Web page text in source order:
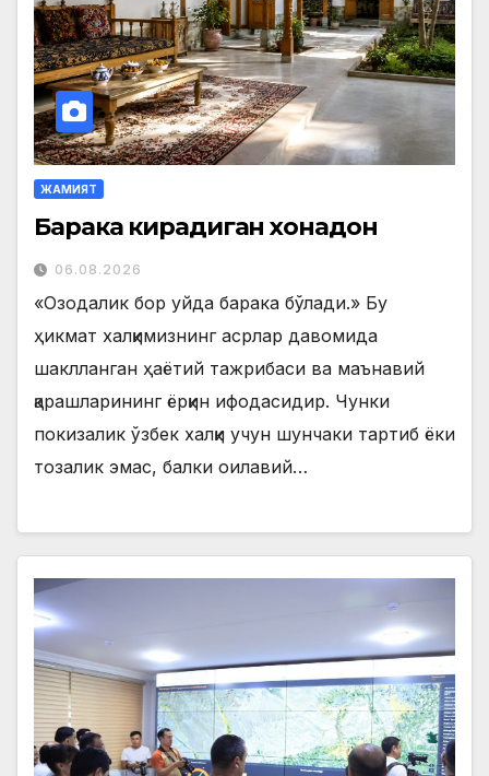
ЖАМИЯТ
Барака кирадиган хонадон
06.08.2026
«Озодалик бор уйда барака бўлади.» Бу
ҳикмат халқимизнинг асрлар давомида
шаклланган ҳаётий тажрибаси ва маънавий
қарашларининг ёрқин ифодасидир. Чунки
покизалик ўзбек халқи учун шунчаки тартиб ёки
тозалик эмас, балки оилавий…